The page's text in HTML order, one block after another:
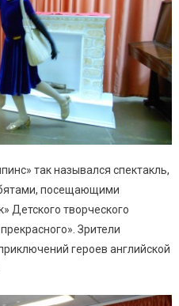
так назывался спектакль,
посещающими
Детского творческого
Зрители
героев английской